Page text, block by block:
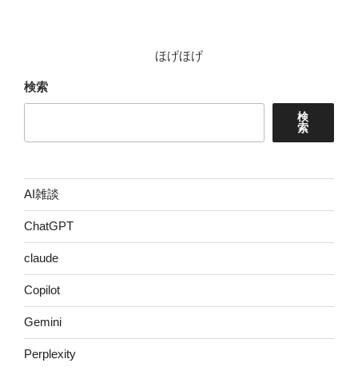
ほげほげ
検索
検
索
AI雑談
ChatGPT
claude
Copilot
Gemini
Perplexity